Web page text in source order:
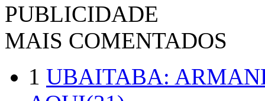
PUBLICIDADE
MAIS COMENTADOS
1 UBAITABA: